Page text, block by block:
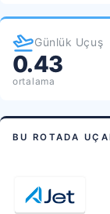
Günlük Uçuş
0.43
ortalama
BU ROTADA